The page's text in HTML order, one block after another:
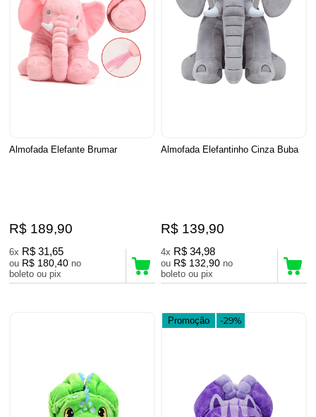
Almofada Elefante Brumar
R$ 189,90
6x R$ 31,65
ou R$ 180,40 no
boleto ou pix
Almofada Elefantinho Cinza Buba
R$ 139,90
4x R$ 34,98
ou R$ 132,90 no
boleto ou pix
Promoção -29%